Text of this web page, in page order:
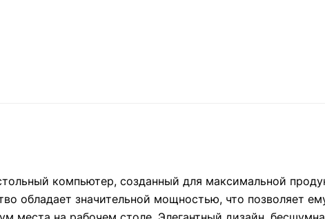
компьютер, созданный для максимальной
обладает значительной мощностью, что позволяет